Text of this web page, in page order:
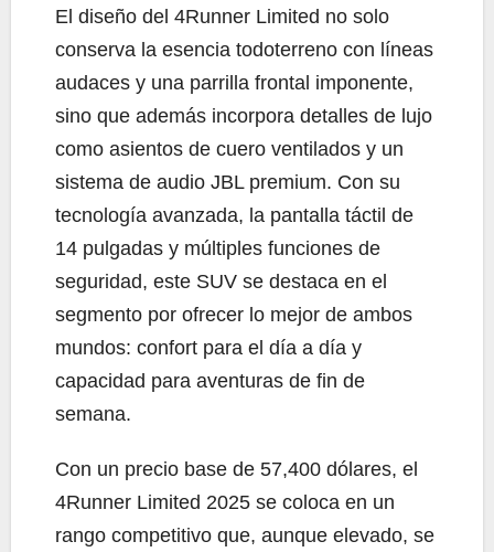
El diseño del 4Runner Limited no solo
conserva la esencia todoterreno con líneas
audaces y una parrilla frontal imponente,
sino que además incorpora detalles de lujo
como asientos de cuero ventilados y un
sistema de audio JBL premium. Con su
tecnología avanzada, la pantalla táctil de
14 pulgadas y múltiples funciones de
seguridad, este SUV se destaca en el
segmento por ofrecer lo mejor de ambos
mundos: confort para el día a día y
capacidad para aventuras de fin de
semana.
Con un precio base de 57,400 dólares, el
4Runner Limited 2025 se coloca en un
rango competitivo que, aunque elevado, se